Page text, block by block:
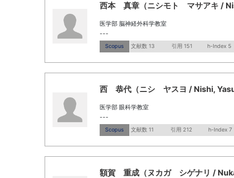
西本 真章（ニシモト マサアキ /
医学部 脳神経外科学教室
---
Scopus 文献数 13 引用 151 h-Index 5
西 恭代（ニシ ヤスヨ / Nishi,
医学部 眼科学教室
---
Scopus 文献数 11 引用 212 h-Index 7
額賀 重成（ヌカガ シゲナリ /